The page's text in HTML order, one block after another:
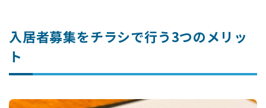
入居者募集をチラシで行う3つのメリッ
ト